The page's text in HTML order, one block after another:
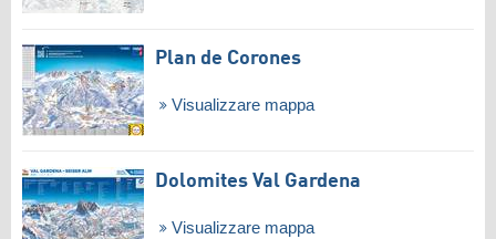
Plan de Corones
Visualizzare mappa
Dolomites Val Gardena
Visualizzare mappa